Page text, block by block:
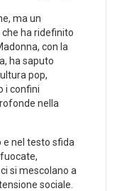
ma un
ha ridefinito
con la
ha saputo
pop,
i confini
nella
e nel testo sfida
si mescolano a
sociale.